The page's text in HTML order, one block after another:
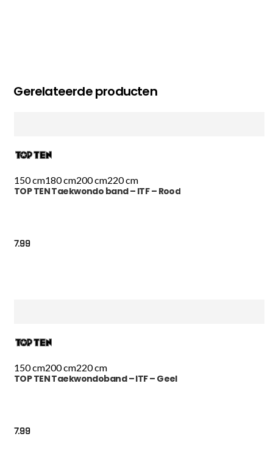
Gerelateerde producten
150 cm180 cm200 cm220 cm
TOP TEN Taekwondo band – ITF – Rood
7.99
150 cm200 cm220 cm
TOP TEN Taekwondoband – ITF – Geel
7.99